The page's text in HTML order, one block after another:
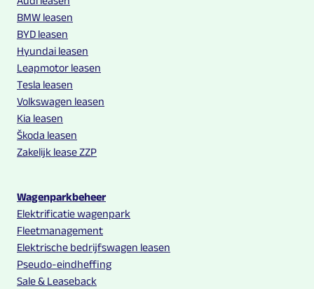
BMW leasen
BYD leasen
Hyundai leasen
Leapmotor leasen
Tesla leasen
Volkswagen leasen
Kia leasen
Škoda leasen
Zakelijk lease ZZP
Wagenparkbeheer
Elektrificatie wagenpark
Fleetmanagement
Elektrische bedrijfswagen leasen
Pseudo-eindheffing
Sale & Leaseback